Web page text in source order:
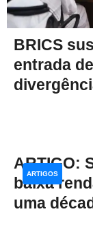
BRICS
entrada
ARTIGO:
baixa
uma
ARTIGOS